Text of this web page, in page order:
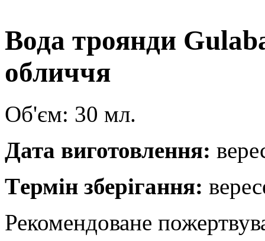
Вода троянди
обличчя
Об'єм: 30 мл.
Дата виготовлення:
Tермін зберігання:
Рекомендоване